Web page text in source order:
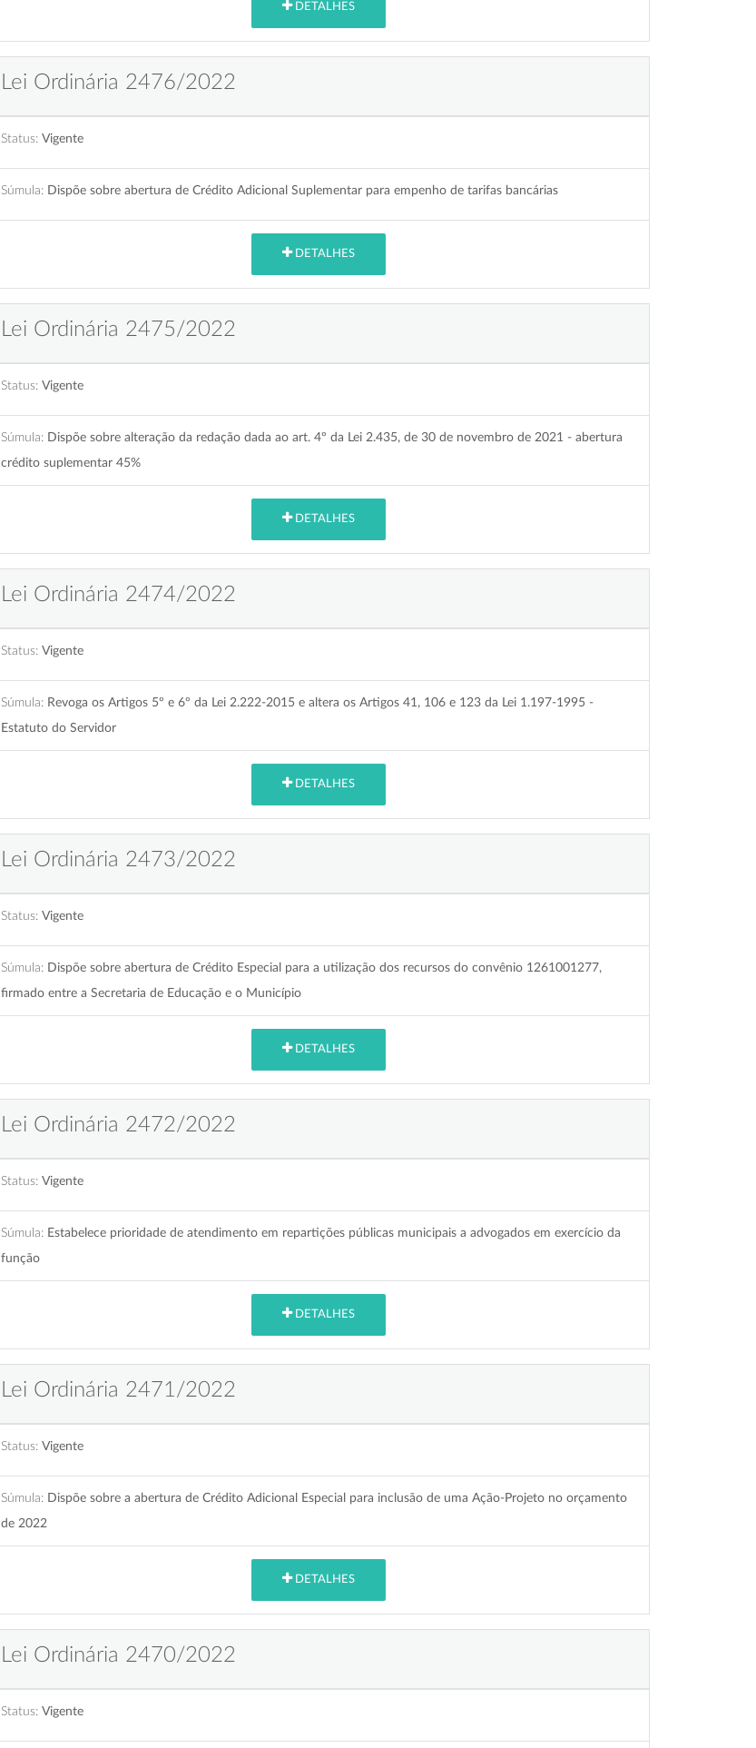
DETALHES
Lei Ordinária 2476/2022
Status: Vigente
Súmula: Dispõe sobre abertura de Crédito Adicional Suplementar para empenho de tarifas bancárias
DETALHES
Lei Ordinária 2475/2022
Status: Vigente
Súmula: Dispõe sobre alteração da redação dada ao art. 4º da Lei 2.435, de 30 de novembro de 2021 - abertura
crédito suplementar 45%
DETALHES
Lei Ordinária 2474/2022
Status: Vigente
Súmula: Revoga os Artigos 5º e 6º da Lei 2.222-2015 e altera os Artigos 41, 106 e 123 da Lei 1.197-1995 -
Estatuto do Servidor
DETALHES
Lei Ordinária 2473/2022
Status: Vigente
Súmula: Dispõe sobre abertura de Crédito Especial para a utilização dos recursos do convênio 1261001277,
firmado entre a Secretaria de Educação e o Município
DETALHES
Lei Ordinária 2472/2022
Status: Vigente
Súmula: Estabelece prioridade de atendimento em repartições públicas municipais a advogados em exercício da
função
DETALHES
Lei Ordinária 2471/2022
Status: Vigente
Súmula: Dispõe sobre a abertura de Crédito Adicional Especial para inclusão de uma Ação-Projeto no orçamento
de 2022
DETALHES
Lei Ordinária 2470/2022
Status: Vigente